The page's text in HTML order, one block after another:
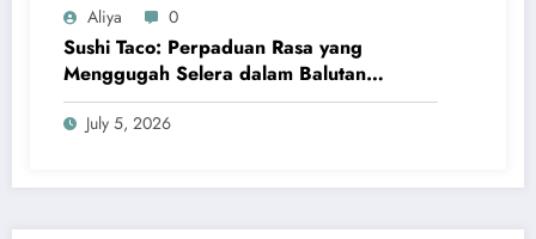
Aliya 0
Sushi Taco: Perpaduan Rasa yang
Menggugah Selera dalam Balutan
Kreativitas Modern
July 5, 2026